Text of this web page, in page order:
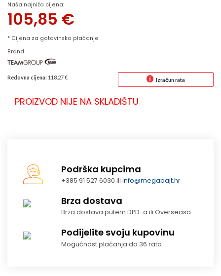
Naša najniža cijena:
105,85 €
* Cijena za gotovinsko plaćanje
Brand
Redovna cijena: 118.27 € Izračun rata
PROIZVOD NIJE NA SKLADIŠTU
Podrška kupcima
+385 91 527 6030 iliinfo@megabajt.hr
Brza dostava
Brza dostava putem DPD-a ili Overseasa
Podijelite svoju kupovinu
Mogućnost plaćanja do 36 rata